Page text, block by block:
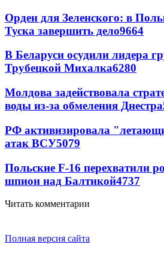
Орден для Зеленского: в
Туска завершить дело9664
В Беларуси осудили лидера
Трубецкой Михалка6280
Молдова задействовала
воды из-за обмеления Днестра
РФ активизировала
атак ВСУ5079
Польские F-16 перехватили
шпион над Балтикой4737
Читать комментарии
Полная версия сайта